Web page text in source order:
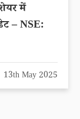
में
– NSE:
13th May 2025